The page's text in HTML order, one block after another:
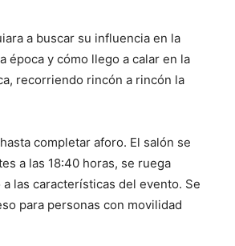
a buscar su influencia en la
época y cómo llego a calar en la
recorriendo rincón a rincón la
completar aforo. El salón se
a las 18:40 horas, se ruega
las características del evento. Se
para personas con movilidad